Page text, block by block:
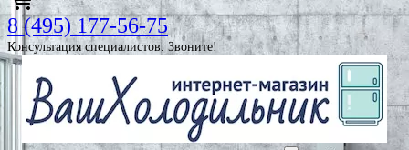
8 (495) 177-56-75
Консультация специалистов. Звоните!